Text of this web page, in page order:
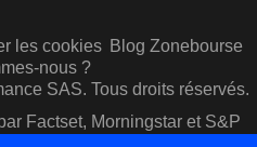
les cookies Blog Zonebourse
nous ?
SAS. Tous droits réservés.
Factset, Morningstar et S&P